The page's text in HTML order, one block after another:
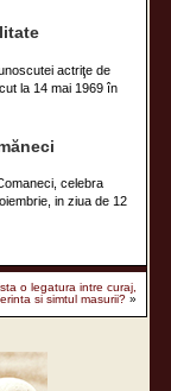
actriţe de
la 14 mai 1969 în
celebra
in ziua de 12
o legatura intre curaj,
si simtul masurii?»